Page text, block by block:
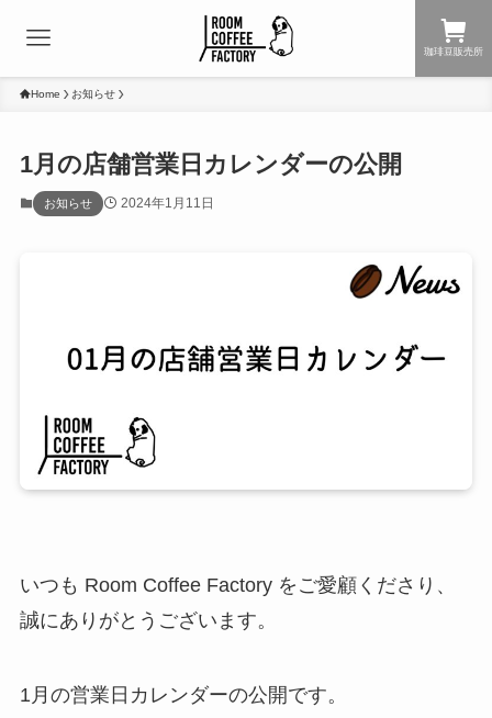
珈琲豆販売所
Home お知らせ
1月の店舗営業日カレンダーの公開
お知らせ 2024年1月11日
いつも Room Coffee Factory をご愛顧くださり、
誠にありがとうございます。
1月の営業日カレンダーの公開です。